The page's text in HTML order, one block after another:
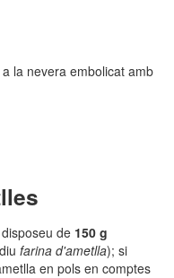
la nevera embolicat amb
de 150 g
farina d'ametlla); si
en pols en comptes